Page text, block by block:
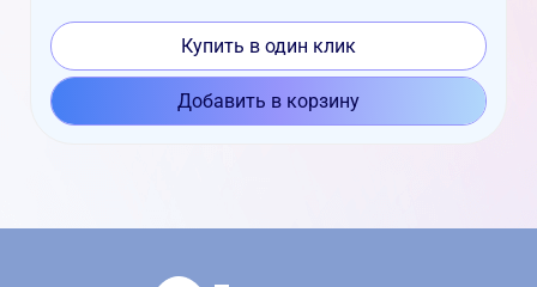
Купить в один клик
Добавить в корзину